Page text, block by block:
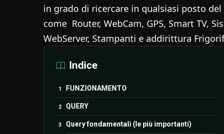
in grado di ricercare in qualsiasi posto
come Router, WebCam, GPS, Smart TV,
WebServer, Stampanti e addirittura
Indice
FUNZIONAMENTO
QUERY
Query fondamentali (le più importanti)